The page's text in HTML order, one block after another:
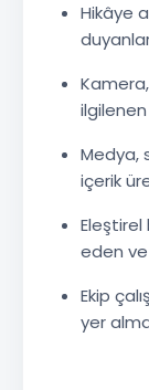
Hikâye
ilgilenen
Medya,
içerik
Eleştirel
eden
Ekip
yer